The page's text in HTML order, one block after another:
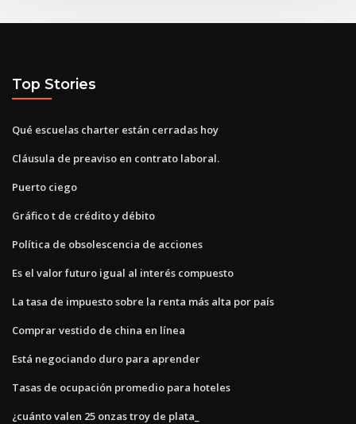
Top Stories
Qué escuelas charter están cerradas hoy
Cláusula de preaviso en contrato laboral.
Puerto ciego
Gráfico t de crédito y débito
Política de obsolescencia de acciones
Es el valor futuro igual al interés compuesto
La tasa de impuesto sobre la renta más alta por país
Comprar vestido de china en línea
Está negociando duro para aprender
Tasas de ocupación promedio para hoteles
¿cuánto valen 25 onzas troy de plata_